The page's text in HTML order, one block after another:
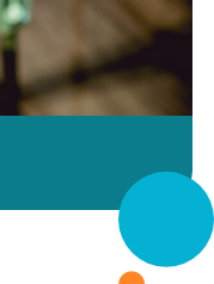
Instagram
Flick TikTok